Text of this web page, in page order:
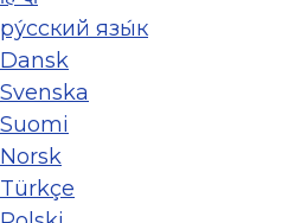
ру́сский язы́к
Dansk
Svenska
Suomi
Norsk
Türkçe